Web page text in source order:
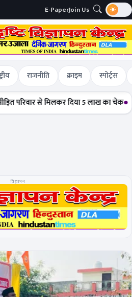
E-PaperJoin Us
राजनीति क्राइम स्पोर्ट्स
से मिलकर दिया 5 लाख का चेक हर्षोल्लास
विज्ञापन